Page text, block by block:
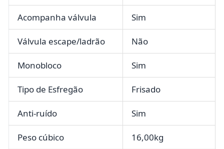
Acompanha válvula Sim
Válvula escape/ladrão Não
Monobloco Sim
Tipo de Esfregão Frisado
Anti-ruído Sim
Peso cúbico 16,00kg